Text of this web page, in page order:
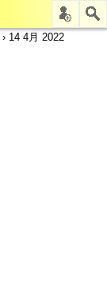
› 14 4月 2022